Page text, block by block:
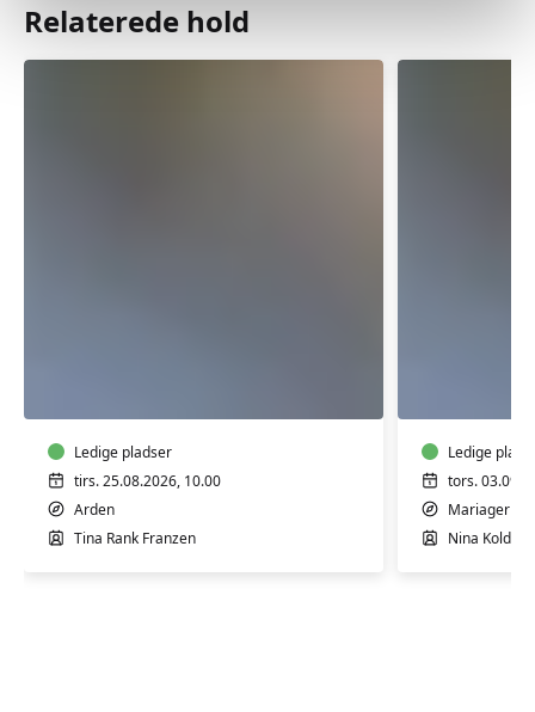
Relaterede hold
Arden
Ledige pladser
tirs. 25.08.2026, 10.00
Arden
Tina Rank Franzen
Ledige
tors.
Mariager
Nina Kolditz